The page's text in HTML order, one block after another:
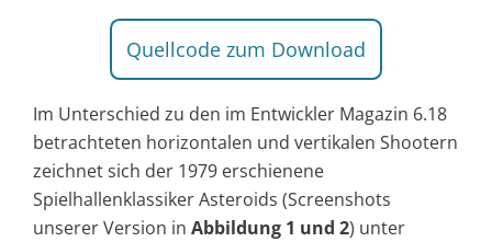
Quellcode zum Download
Im Unterschied zu den im Entwickler Magazin 6.18
betrachteten horizontalen und vertikalen Shootern
zeichnet sich der 1979 erschienene
Spielhallenklassiker Asteroids (Screenshots
unserer Version in Abbildung 1 und 2) unter